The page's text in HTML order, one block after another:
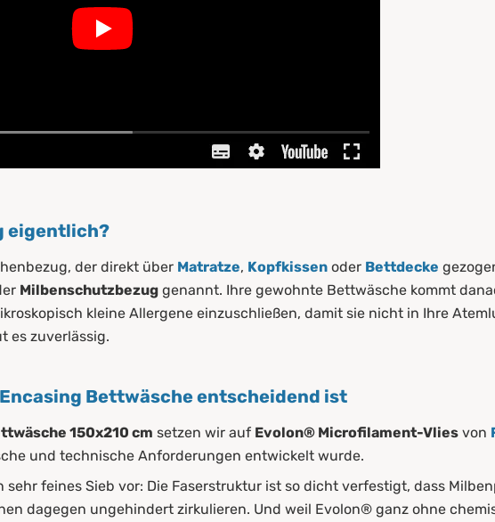
eigentlich?
der direkt über Matratze, Kopfkissen oder Bettdecke
Milbenschutzbezug genannt. Ihre gewohnte Bettwäsche kommt
kleine Allergene einzuschließen, damit sie nicht in Ihre
es zuverlässig.
Bettwäsche entscheidend ist
150x210 cm setzen wir auf Evolon® Microfilament-Vlies von
und technische Anforderungen entwickelt wurde.
sehr feines Sieb vor: Die Faserstruktur ist so dicht verfestigt, dass
dagegen ungehindert zirkulieren. Und weil Evolon® ganz ohne